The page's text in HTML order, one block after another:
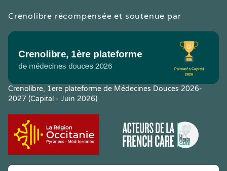
Crenolibre récompensée et soutenue par
Crenolibre, 1ere plateforme de Médecines Douces 2026-
2027 (Capital - Juin 2026)